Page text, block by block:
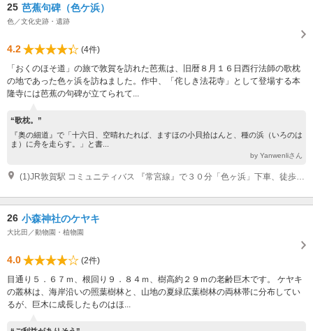
25 芭蕉句碑（色ケ浜）
色／文化史跡・遺跡
4.2
(4件)
「おくのほそ道」の旅で敦賀を訪れた芭蕉は、旧暦８月１６日西行法師の歌枕
の地であった色ヶ浜を訪ねました。作中、「侘しき法花寺」として登場する本
隆寺には芭蕉の句碑が立てられて...
“歌枕。”
『奥の細道』で「十六日、空晴れたれば、ますほの小貝拾はんと、種の浜（いろのは
ま）に舟を走らす。」と書...
by Yanwenliさん
26 小森神社のケヤキ
大比田／動物園・植物園
4.0
(2件)
目通り５．６７ｍ、根回り９．８４ｍ、樹高約２９ｍの老齢巨木です。 ケヤキ
の叢林は、海岸沿いの照葉樹林と、山地の夏緑広葉樹林の両林帯に分布してい
るが、巨木に成長したものはほ...